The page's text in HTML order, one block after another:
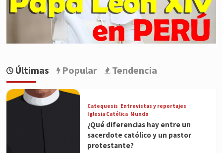
Últimas Popular Tendencia
Catequesis Entrevistas y reportajes
Iglesia Católica Mundo
¿Qué diferencias hay entre un
sacerdote católico y un pastor
protestante?